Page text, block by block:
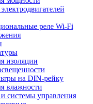
реле Wi-Fi
изоляции
на DIN-рейку
влажности
системы управления